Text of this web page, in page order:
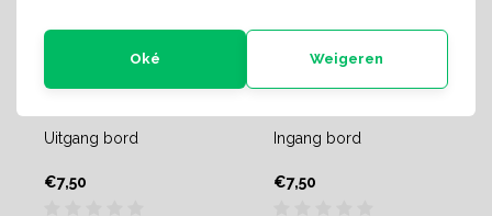
Oké Weigeren
Uitgang bord
€7,50
Ingang bord
€7,50